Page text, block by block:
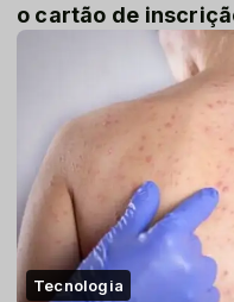
o cartão de
Tecnologia